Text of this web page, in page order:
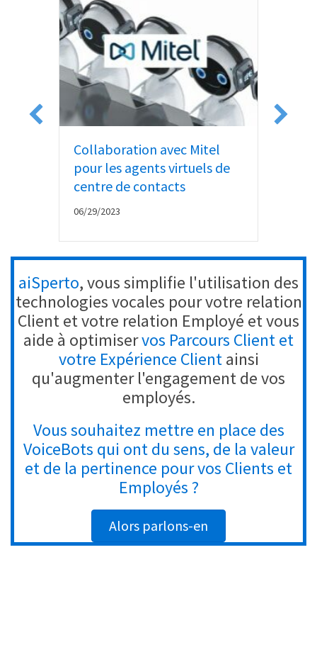
Collaboration avec Mitel
pour les agents virtuels de
centre de contacts
06/29/2023
aiSperto, vous simplifie l'utilisation des
technologies vocales pour votre relation
Client et votre relation Employé et vous
aide à optimiservos Parcours Client et
votre Expérience Clientainsi
qu'augmenter l'engagement de vos
employés.
Vous souhaitez mettre en place des
VoiceBots qui ont du sens, de la valeur
et de la pertinence pour vos Clients et
Employés ?
Alors parlons-en